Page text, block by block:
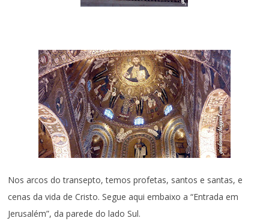
Nos arcos do transepto, temos profetas, santos e santas, e
cenas da vida de Cristo. Segue aqui embaixo a “Entrada em
Jerusalém”, da parede do lado Sul.